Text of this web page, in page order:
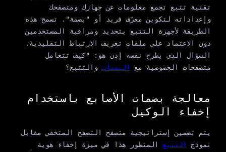
تقنية تتبع تجمع معلومات عن جهازك ومتصفحك
وإعداداته لتكوين معرّف فريد أو "بصمة". تسمح هذه
الطريقة لأجهزة التتبع بتحديد ومراقبة المستخدمين
دون الاعتماد على ملفات تعريف الارتباط التقليدية.
السؤال الذي يطرح نفسه إذن هو: "كيف تتعامل
متصفحات الخصوصية مع البصماتوالتتبع؟
معالجة بصمات الأصابع باستخدام
إخفاء الوكيل
يتم تضمين إستراتيجية متصفح التصفح المتخفي مقابل
نموذجالتتبعالمتطور هذا في ميزة إخفاء هوية